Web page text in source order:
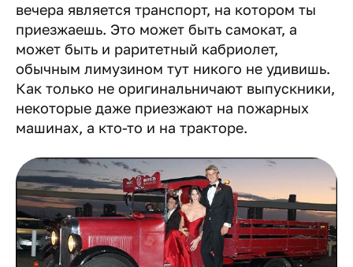
вечера является транспорт, на котором ты
приезжаешь. Это может быть самокат, а
может быть и раритетный кабриолет,
обычным лимузином тут никого не удивишь.
Как только не оригинальничают выпускники,
некоторые даже приезжают на пожарных
машинах, а кто-то и на тракторе.